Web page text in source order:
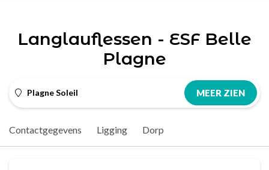
Langlauflessen - ESF Belle
Plagne
Plagne Soleil MEER ZIEN
Contactgegevens Ligging Dorp